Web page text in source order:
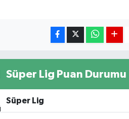
Süper Lig Puan Durumu
Süper Lig